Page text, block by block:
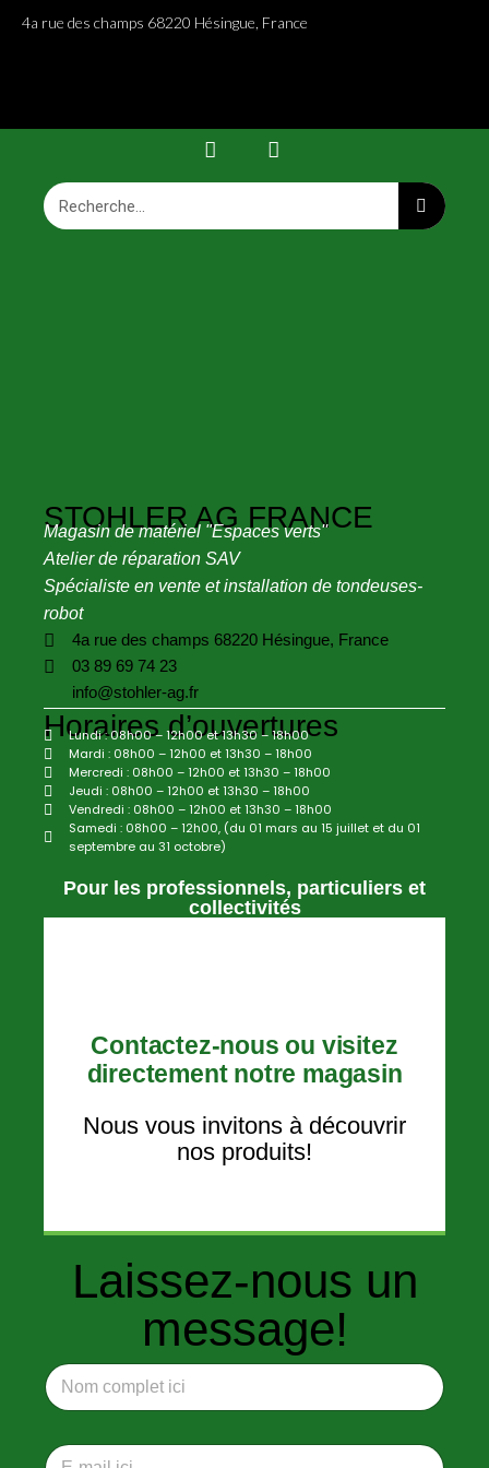
4a rue des champs 68220 Hésingue, France
STOHLER AG FRANCE
Magasin de matériel "Espaces verts''
Atelier de réparation SAV
Spécialiste en vente et installation de tondeuses-
robot
4a rue des champs 68220 Hésingue, France
03 89 69 74 23
info@stohler-ag.fr
Horaires d’ouvertures
Lundi : 08h00 – 12h00 et 13h30 – 18h00
Mardi : 08h00 – 12h00 et 13h30 – 18h00
Mercredi : 08h00 – 12h00 et 13h30 – 18h00
Jeudi : 08h00 – 12h00 et 13h30 – 18h00
Vendredi : 08h00 – 12h00 et 13h30 – 18h00
Samedi : 08h00 – 12h00, (du 01 mars au 15 juillet et du 01
septembre au 31 octobre)
Pour les professionnels, particuliers et
collectivités
Contactez-nous ou visitez
directement notre magasin
Nous vous invitons à découvrir
nos produits!
Laissez-nous un
message!
N
o
oE